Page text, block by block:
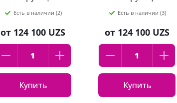
"Infaillible",
оттенок:130,
бежевый, 30мл
Есть в наличии (2)
от 124 100 UZS
Купить
"Infaillible",
оттенок:125,
натурально-
розовый 30мл
Есть в наличии (3)
от 124 100 UZS
Купить